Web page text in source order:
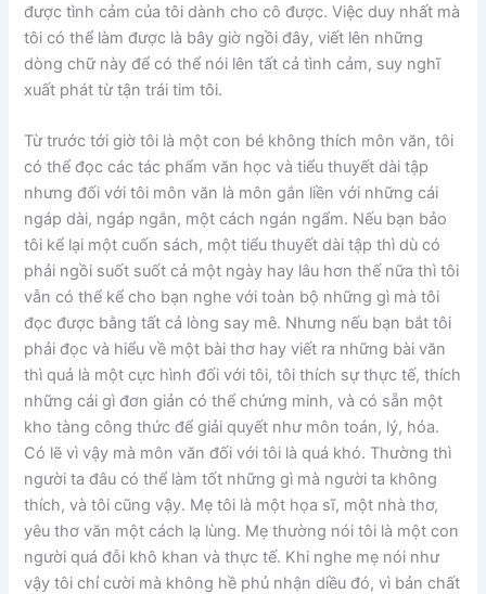
được tình cảm của tôi dành cho cô được. Việc duy nhất mà
tôi có thể làm được là bây giờ ngồi đây, viết lên những
dòng chữ này để có thể nói lên tất cả tình cảm, suy nghĩ
xuất phát từ tận trái tim tôi.
Từ trước tới giờ tôi là một con bé không thích môn văn, tôi
có thể đọc các tác phẩm văn học và tiểu thuyết dài tập
nhưng đối với tôi môn văn là môn gắn liền với những cái
ngáp dài, ngáp ngắn, một cách ngán ngẩm. Nếu bạn bảo
tôi kể lại một cuốn sách, một tiểu thuyết dài tập thì dù có
phải ngồi suốt suốt cả một ngày hay lâu hơn thế nữa thì tôi
vẫn có thể kể cho bạn nghe với toàn bộ những gì mà tôi
đọc được bằng tất cả lòng say mê. Nhưng nếu bạn bắt tôi
phải đọc và hiểu về một bài thơ hay viết ra những bài văn
thì quả là một cực hình đối với tôi, tôi thích sự thực tế, thích
những cái gì đơn giản có thể chứng minh, và có sẵn một
kho tàng công thức để giải quyết như môn toán, lý, hóa.
Có lẽ vì vậy mà môn văn đối với tôi là quá khó. Thường thì
người ta đâu có thể làm tốt những gì mà người ta không
thích, và tôi cũng vậy. Mẹ tôi là một họa sĩ, một nhà thơ,
yêu thơ văn một cách lạ lùng. Mẹ thường nói tôi là một con
người quá đỗi khô khan và thực tế. Khi nghe mẹ nói như
vậy tôi chỉ cười mà không hề phủ nhận diều đó, vì bản chất